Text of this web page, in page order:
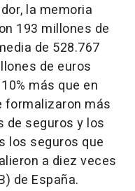
la memoria
193 millones de
de 528.767
de euros
más que en
formalizaron más
de seguros y los
los seguros que
a diez veces
de España.